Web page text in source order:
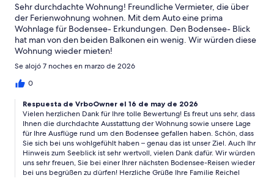
Sehr durchdachte Wohnung! Freundliche Vermieter, die über
der Ferienwohnung wohnen. Mit dem Auto eine prima
Wohnlage für Bodensee- Erkundungen. Den Bodensee- Blick
hat man von den beiden Balkonen ein wenig. Wir würden diese
Wohnung wieder mieten!
Se alojó 7 noches en marzo de 2026
0
Respuesta de VrboOwner el 16 de may de 2026
Vielen herzlichen Dank für Ihre tolle Bewertung! Es freut uns sehr, dass
Ihnen die durchdachte Ausstattung der Wohnung sowie unsere Lage
für Ihre Ausflüge rund um den Bodensee gefallen haben. Schön, dass
Sie sich bei uns wohlgefühlt haben – genau das ist unser Ziel. Auch Ihr
Hinweis zum Seeblick ist sehr wertvoll, vielen Dank dafür. Wir würden
uns sehr freuen, Sie bei einer Ihrer nächsten Bodensee-Reisen wieder
bei uns begrüßen zu dürfen! Herzliche Grüße Ihre Familie Reichel